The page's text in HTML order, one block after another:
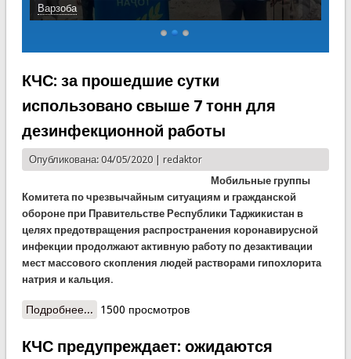
Варзоба
КЧС: за прошедшие сутки
использовано свыше 7 тонн для
дезинфекционной работы
Опубликована: 04/05/2020 | redaktor
Мобильные группы
Комитета по чрезвычайным ситуациям и гражданской
обороне при Правительстве Республики Таджикистан в
целях предотвращения распространения коронавирусной
инфекции продолжают активную работу по дезактивации
мест массового скопления людей растворами гипохлорита
натрия и кальция.
Подробнее... о КЧС: за прошедшие сутки использовано свыше
1500 просмотров
КЧС предупреждает: ожидаются